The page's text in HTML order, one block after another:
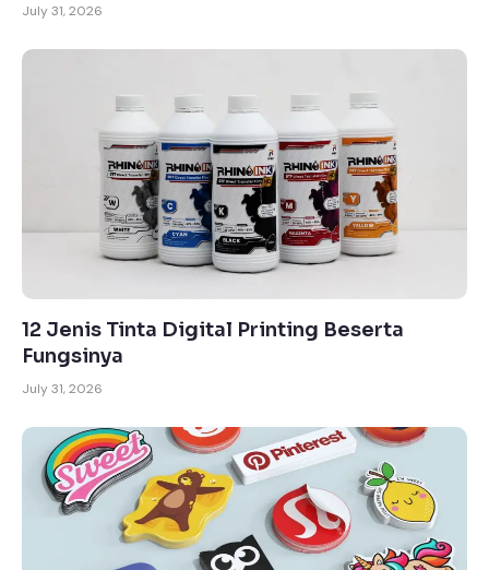
July 31, 2026
12 Jenis Tinta Digital Printing Beserta
Fungsinya
July 31, 2026